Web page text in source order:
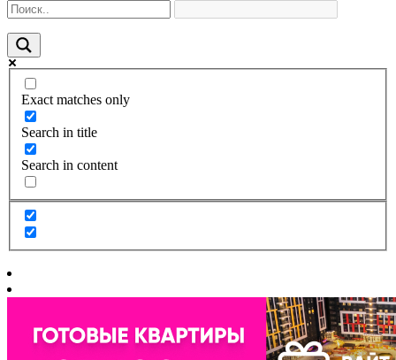
Exact matches only
Search in title
Search in content